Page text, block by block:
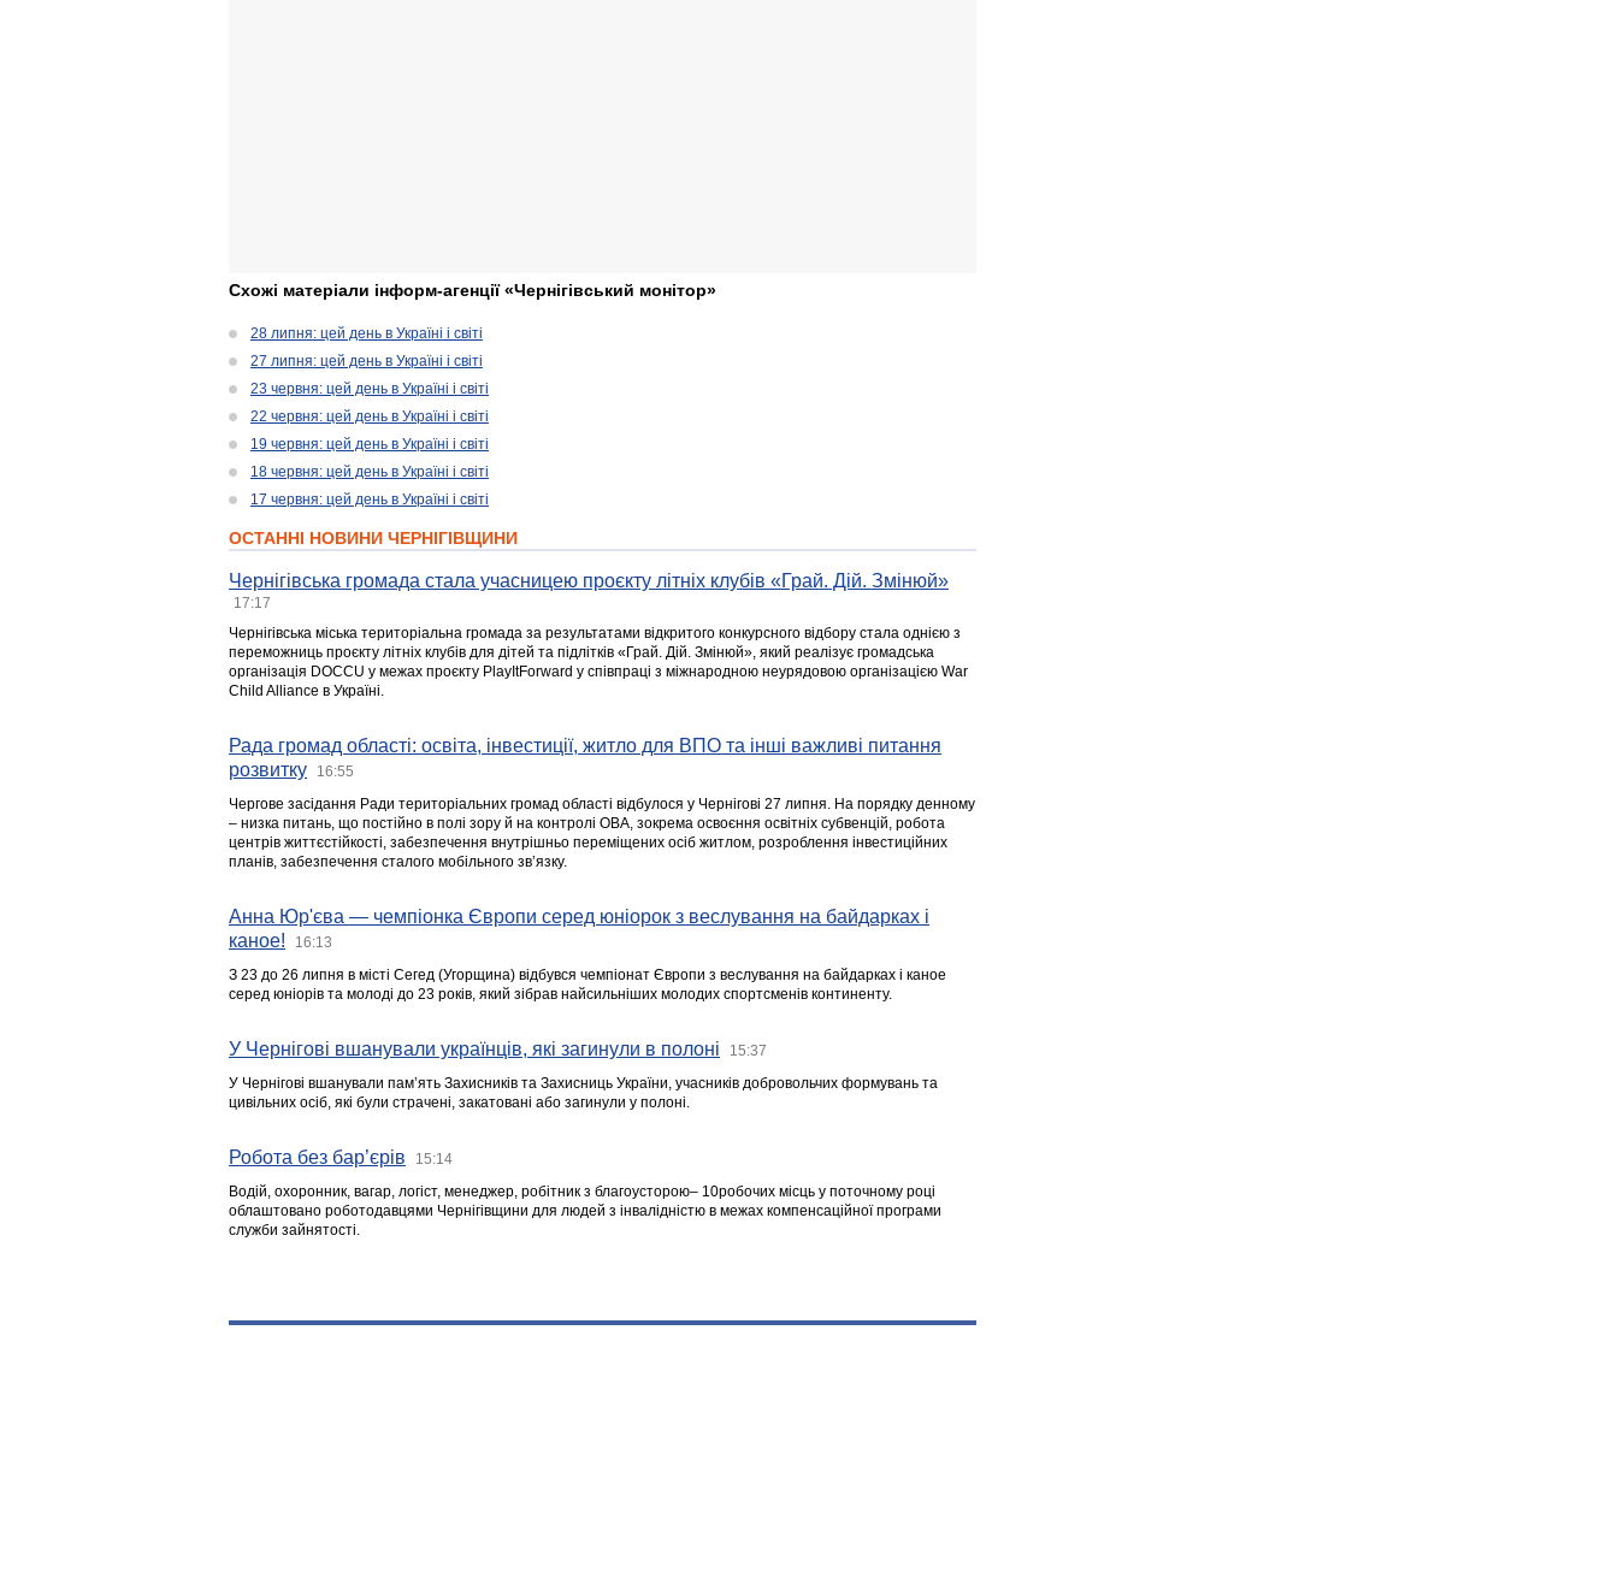
Схожі матеріали інформ-агенції «Чернігівський монітор»
28 липня: цей день в Україні і світі
27 липня: цей день в Україні і світі
23 червня: цей день в Україні і світі
22 червня: цей день в Україні і світі
19 червня: цей день в Україні і світі
18 червня: цей день в Україні і світі
17 червня: цей день в Україні і світі
ОСТАННІ НОВИНИ ЧЕРНІГІВЩИНИ
Чернігівська громада стала учасницею проєкту літніх клубів «Грай. Дій. Змінюй»
17:17
Чернігівська міська територіальна громада за результатами відкритого конкурсного відбору стала однією з
переможниць проєкту літніх клубів для дітей та підлітків «Грай. Дій. Змінюй», який реалізує громадська
організація DOCCU у межах проєкту PlayItForward у співпраці з міжнародною неурядовою організацією War
Child Alliance в Україні.
Рада громад області: освіта, інвестиції, житло для ВПО та інші важливі питання
розвитку
16:55
Чергове засідання Ради територіальних громад області відбулося у Чернігові 27 липня. На порядку денному
– низка питань, що постійно в полі зору й на контролі ОВА, зокрема освоєння освітніх субвенцій, робота
центрів життєстійкості, забезпечення внутрішньо переміщених осіб житлом, розроблення інвестиційних
планів, забезпечення сталого мобільного зв’язку.
Анна Юр'єва — чемпіонка Європи серед юніорок з веслування на байдарках і
каное!
16:13
З 23 до 26 липня в місті Сегед (Угорщина) відбувся чемпіонат Європи з веслування на байдарках і каное
серед юніорів та молоді до 23 років, який зібрав найсильніших молодих спортсменів континенту.
У Чернігові вшанували українців, які загинули в полоні 15:37
У Чернігові вшанували пам’ять Захисників та Захисниць України, учасників добровольчих формувань та
цивільних осіб, які були страчені, закатовані або загинули у полоні.
Робота без бар’єрів 15:14
Водій, охоронник, вагар, логіст, менеджер, робітник з благоусторою– 10робочих місць у поточному році
облаштовано роботодавцями Чернігівщини для людей з інвалідністю в межах компенсаційної програми
служби зайнятості.